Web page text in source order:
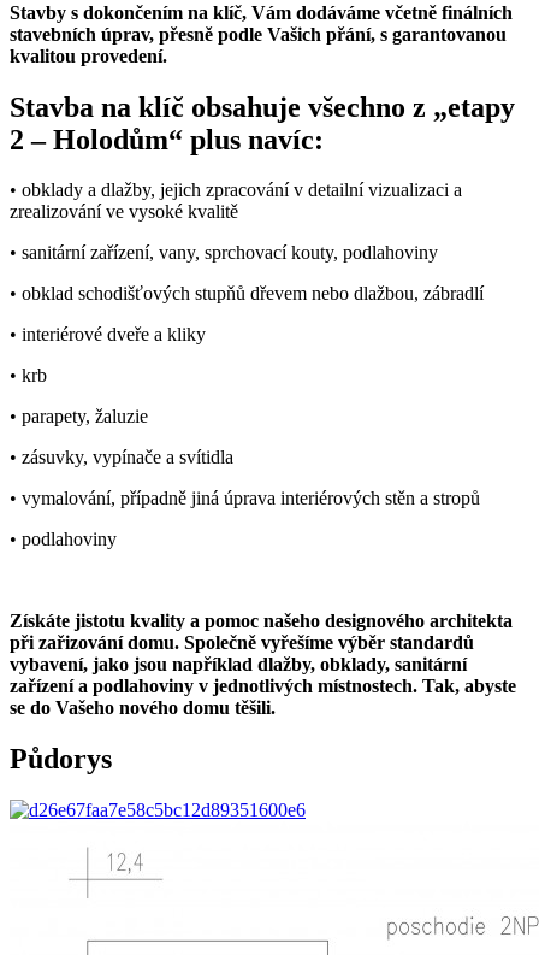
Stavby s dokončením na klíč, Vám dodáváme včetně finálních
stavebních úprav, přesně podle Vašich přání, s garantovanou
kvalitou provedení.
Stavba na klíč obsahuje všechno z „etapy
2 – Holodům“ plus navíc:
• obklady a dlažby, jejich zpracování v detailní vizualizaci a
zrealizování ve vysoké kvalitě
• sanitární zařízení, vany, sprchovací kouty, podlahoviny
• obklad schodišťových stupňů dřevem nebo dlažbou, zábradlí
• interiérové dveře a kliky
• krb
• parapety, žaluzie
• zásuvky, vypínače a svítidla
• vymalování, případně jiná úprava interiérových stěn a stropů
• podlahoviny
Získáte jistotu kvality a pomoc našeho designového architekta
při zařizování domu. Společně vyřešíme výběr standardů
vybavení, jako jsou například dlažby, obklady, sanitární
zařízení a podlahoviny v jednotlivých místnostech. Tak, abyste
se do Vašeho nového domu těšili.
Půdorys